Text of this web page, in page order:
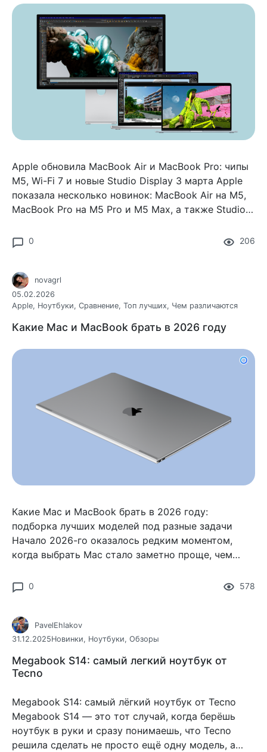
Apple обновила MacBook Air и MacBook Pro: чипы
M5, Wi-Fi 7 и новые Studio Display 3 марта Apple
показала несколько новинок: MacBook Air на M5,
MacBook Pro на M5 Pro и M5 Max, а также Studio
206
0
novagrl
05.02.2026
Apple, Ноутбуки, Сравнение, Топ лучших, Чем различаются
Какие Mac и MacBook брать в 2026 году
Какие Mac и MacBook брать в 2026 году:
подборка лучших моделей под разные задачи
Начало 2026-го оказалось редким моментом,
когда выбрать Mac стало заметно проще, чем
вид, что 8 ГБ памяти
578
0
PavelEhlakov
31.12.2025Новинки, Ноутбуки, Обзоры
Megabook S14: самый легкий ноутбук от
Tecno
Megabook S14: самый лёгкий ноутбук от Tecno
Megabook S14 — это тот случай, когда берёшь
ноутбук в руки и сразу понимаешь, что Tecno
решила сделать не просто ещё одну модель, а